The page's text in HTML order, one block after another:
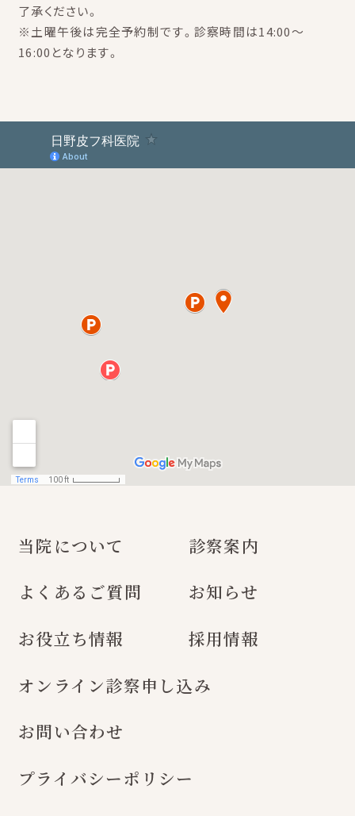
了承ください。
※土曜午後は完全予約制です。診察時間は14:00～
16:00となります。
当院について
診察案内
よくあるご質問
お知らせ
お役立ち情報
採用情報
オンライン診察申し込み
お問い合わせ
プライバシーポリシー